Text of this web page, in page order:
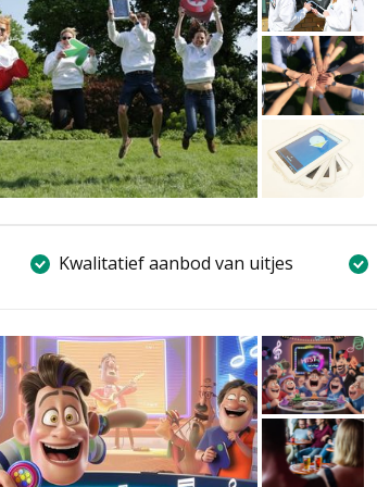
Kwalitatief aanbod van uitjes